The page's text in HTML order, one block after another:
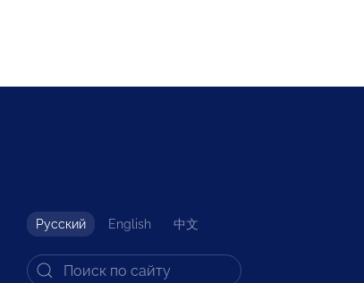
Русский English 中文